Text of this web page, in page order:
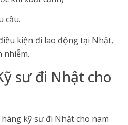
cầu.
kiện đi lao động tại Nhật,
nhiễm.
sư đi Nhật cho
kỹ sư đi Nhật cho nam